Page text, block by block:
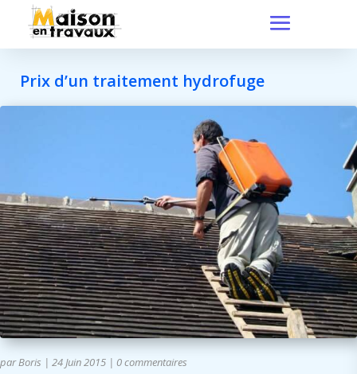
Prix d’un traitement hydrofuge
parBoris | 24 Juin 2015 | 0 commentaires